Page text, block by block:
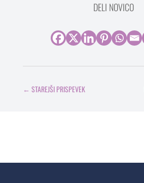
DELI NOVICO
← STAREJŠI PRISPEVEK